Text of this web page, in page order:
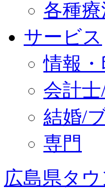
各種
サービス
情報・
会計
結婚/
専門
広島県タ